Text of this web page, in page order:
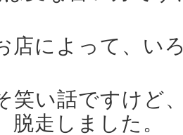
店によって、い
笑い話ですけど
脱走しました。